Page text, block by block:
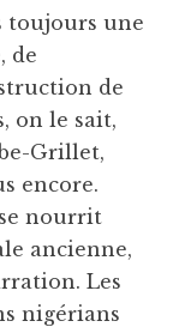
toujours une
de
de
on le sait,
Grillet,
encore.
nourrit
ancienne,
Les
nigérians